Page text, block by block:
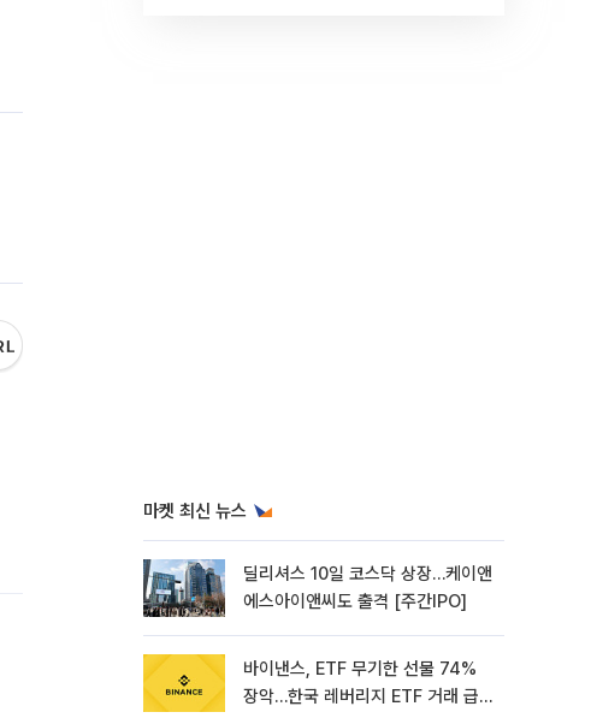
마켓 최신 뉴스
딜리셔스 10일 코스닥 상장…케이앤
에스아이앤씨도 출격 [주간IPO]
바이낸스, ETF 무기한 선물 74%
장악…한국 레버리지 ETF 거래 급